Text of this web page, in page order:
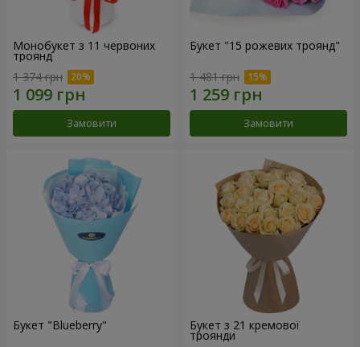
Монобукет з 11 червоних
троянд
1 374 грн
Замовити
Букет "15 рожевих троянд"
1 481 грн
Замовити
Букет "Blueberry" Букет з 21 кремової
троянди